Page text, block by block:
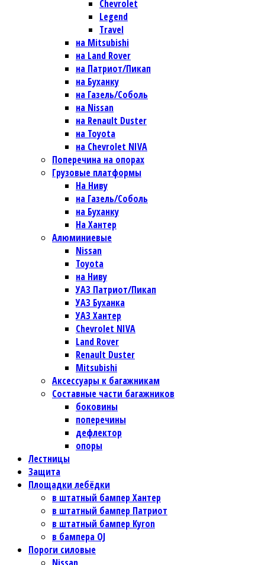
Chevrolet
Legend
Travel
на Mitsubishi
на Land Rover
на Патриот/Пикап
на Буханку
на Газель/Соболь
на Nissan
на Renault Duster
на Toyota
на Chevrolet NIVA
Поперечина на опорах
Грузовые платформы
На Ниву
на Газель/Соболь
на Буханку
На Хантер
Алюминиевые
Nissan
Toyota
на Ниву
УАЗ Патриот/Пикап
УАЗ Буханка
УАЗ Хантер
Chevrolet NIVA
Land Rover
Renault Duster
Mitsubishi
Аксессуары к багажникам
Составные части багажников
боковины
поперечины
дефлектор
опоры
Лестницы
Защита
Площадки лебёдки
в штатный бампер Хантер
в штатный бампер Патриот
в штатный бампер Kyron
в бампера OJ
Пороги силовые